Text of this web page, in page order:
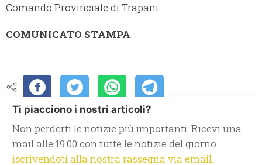
Comando Provinciale di Trapani
COMUNICATO STAMPA
Ti piacciono i nostri articoli?
Non perderti le notizie più importanti. Ricevi una
mail alle 19.00 con tutte le notizie del giorno
iscrivendoti alla nostra rassegna via email.